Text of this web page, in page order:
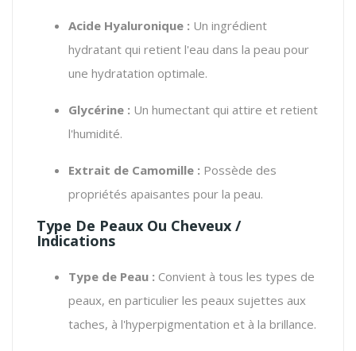
Acide Hyaluronique : Un ingrédient
hydratant qui retient l'eau dans la peau pour
une hydratation optimale.
Glycérine : Un humectant qui attire et retient
l'humidité.
Extrait de Camomille : Possède des
propriétés apaisantes pour la peau.
Type De Peaux Ou Cheveux /
Indications
Type de Peau : Convient à tous les types de
peaux, en particulier les peaux sujettes aux
taches, à l'hyperpigmentation et à la brillance.